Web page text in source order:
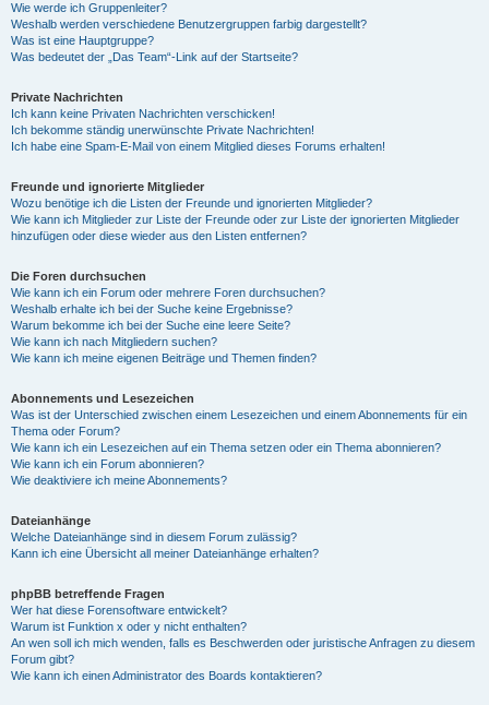
Wie werde ich Gruppenleiter?
Weshalb werden verschiedene Benutzergruppen farbig dargestellt?
Was ist eine Hauptgruppe?
Was bedeutet der „Das Team“-Link auf der Startseite?
Private Nachrichten
Ich kann keine Privaten Nachrichten verschicken!
Ich bekomme ständig unerwünschte Private Nachrichten!
Ich habe eine Spam-E-Mail von einem Mitglied dieses Forums erhalten!
Freunde und ignorierte Mitglieder
Wozu benötige ich die Listen der Freunde und ignorierten Mitglieder?
Wie kann ich Mitglieder zur Liste der Freunde oder zur Liste der ignorierten Mitglieder
hinzufügen oder diese wieder aus den Listen entfernen?
Die Foren durchsuchen
Wie kann ich ein Forum oder mehrere Foren durchsuchen?
Weshalb erhalte ich bei der Suche keine Ergebnisse?
Warum bekomme ich bei der Suche eine leere Seite?
Wie kann ich nach Mitgliedern suchen?
Wie kann ich meine eigenen Beiträge und Themen finden?
Abonnements und Lesezeichen
Was ist der Unterschied zwischen einem Lesezeichen und einem Abonnements für ein
Thema oder Forum?
Wie kann ich ein Lesezeichen auf ein Thema setzen oder ein Thema abonnieren?
Wie kann ich ein Forum abonnieren?
Wie deaktiviere ich meine Abonnements?
Dateianhänge
Welche Dateianhänge sind in diesem Forum zulässig?
Kann ich eine Übersicht all meiner Dateianhänge erhalten?
phpBB betreffende Fragen
Wer hat diese Forensoftware entwickelt?
Warum ist Funktion x oder y nicht enthalten?
An wen soll ich mich wenden, falls es Beschwerden oder juristische Anfragen zu diesem
Forum gibt?
Wie kann ich einen Administrator des Boards kontaktieren?